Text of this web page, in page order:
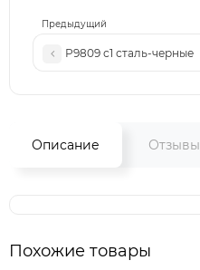
Предыдущий
Р9809 с1 сталь-черные
Описание Отзывы
Похожие товары